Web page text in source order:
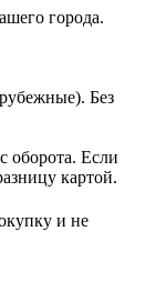
города.
Без
оборота. Если
картой.
и не